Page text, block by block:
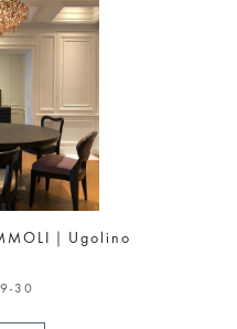
｜Ugolino
30